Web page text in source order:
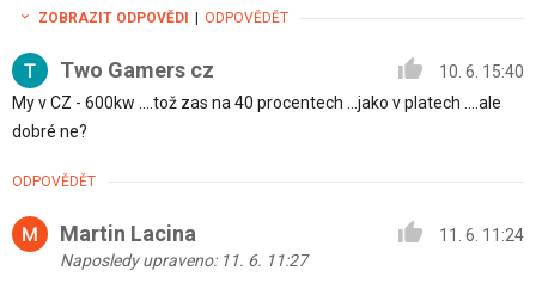
ZOBRAZIT ODPOVĚDI ODPOVĚDĚT
Two Gamers cz
10. 6. 15:40
My v CZ - 600kw ....tož zas na 40 procentech ...jako v platech ....ale
dobré ne?
ODPOVĚDĚT
Martin Lacina
11. 6. 11:24
Naposledy upraveno: 11. 6. 11:27